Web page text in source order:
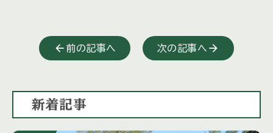
前の記事へ 次の記事へ
新着記事